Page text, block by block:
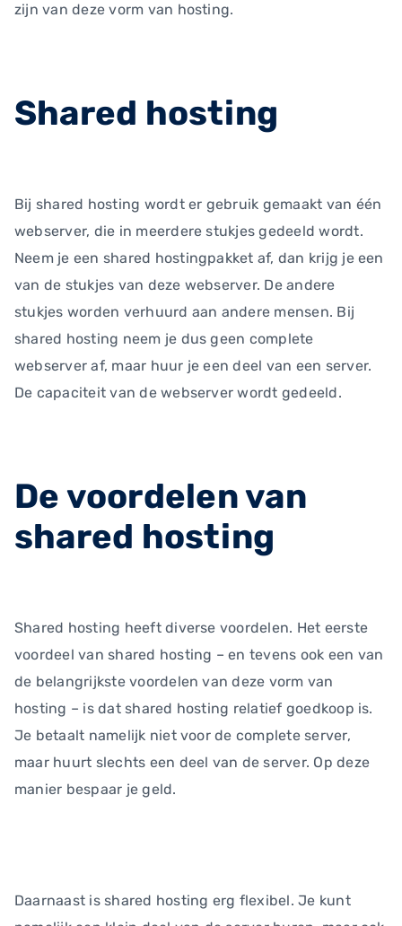
zijn van deze vorm van hosting.
Shared hosting
Bij shared hosting wordt er gebruik gemaakt van één
webserver, die in meerdere stukjes gedeeld wordt.
Neem je een shared hostingpakket af, dan krijg je een
van de stukjes van deze webserver. De andere
stukjes worden verhuurd aan andere mensen. Bij
shared hosting neem je dus geen complete
webserver af, maar huur je een deel van een server.
De capaciteit van de webserver wordt gedeeld.
De voordelen van
shared hosting
Shared hosting heeft diverse voordelen. Het eerste
voordeel van shared hosting – en tevens ook een van
de belangrijkste voordelen van deze vorm van
hosting – is dat shared hosting relatief goedkoop is.
Je betaalt namelijk niet voor de complete server,
maar huurt slechts een deel van de server. Op deze
manier bespaar je geld.
Daarnaast is shared hosting erg flexibel. Je kunt